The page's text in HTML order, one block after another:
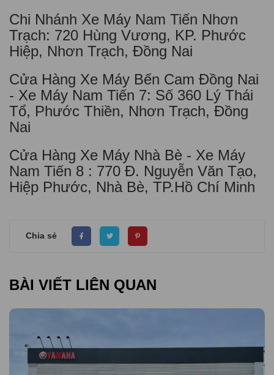
Chi Nhánh Xe Máy Nam Tiến Nhơn
Trạch: 720 Hùng Vương, KP. Phước
Hiệp, Nhơn Trạch, Đồng Nai
Cửa Hàng Xe Máy Bến Cam Đồng Nai
- Xe Máy Nam Tiến 7: Số 360 Lý Thái
Tổ, Phước Thiền, Nhơn Trạch, Đồng
Nai
Cửa Hàng Xe Máy Nhà Bè - Xe Máy
Nam Tiến 8 : 770 Đ. Nguyễn Văn Tạo,
Hiệp Phước, Nhà Bè, TP.Hồ Chí Minh
Chia sẻ
BÀI VIẾT LIÊN QUAN